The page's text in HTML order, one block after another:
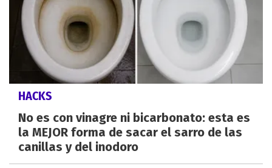
HACKS
No es con vinagre ni bicarbonato: esta es
la MEJOR forma de sacar el sarro de las
canillas y del inodoro